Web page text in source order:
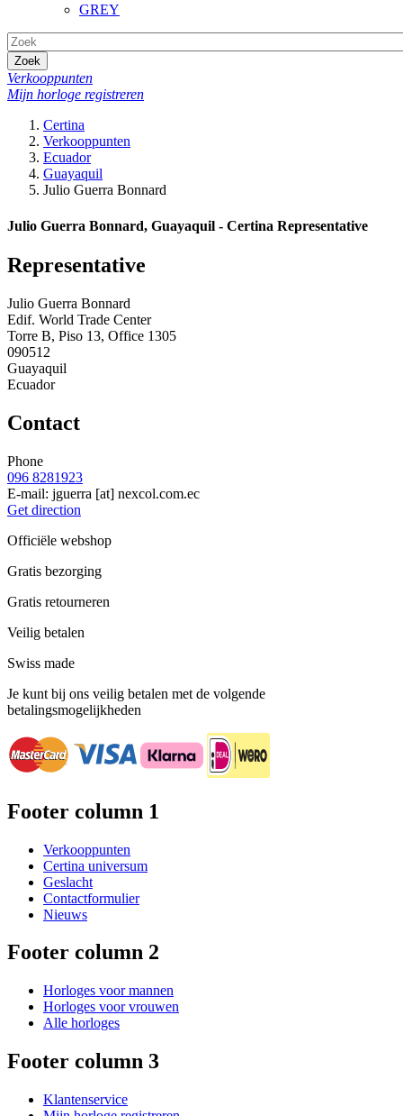
GREY
Zoek
Verkooppunten
Mijn horloge registreren
Certina
Verkooppunten
Ecuador
Guayaquil
Julio Guerra Bonnard
Julio Guerra Bonnard, Guayaquil - Certina Representative
Representative
Julio Guerra Bonnard
Edif. World Trade Center
Torre B, Piso 13, Office 1305
090512
Guayaquil
Ecuador
Contact
Phone
096 8281923
E-mail: jguerra [at] nexcol.com.ec
Get direction
Officiële webshop
Gratis bezorging
Gratis retourneren
Veilig betalen
Swiss made
Je kunt bij ons veilig betalen met de volgende
betalingsmogelijkheden
Footer column 1
Verkooppunten
Certina universum
Geslacht
Contactformulier
Nieuws
Footer column 2
Horloges voor mannen
Horloges voor vrouwen
Alle horloges
Footer column 3
Klantenservice